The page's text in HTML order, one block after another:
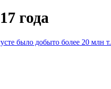
года
было добыто более 20 млн